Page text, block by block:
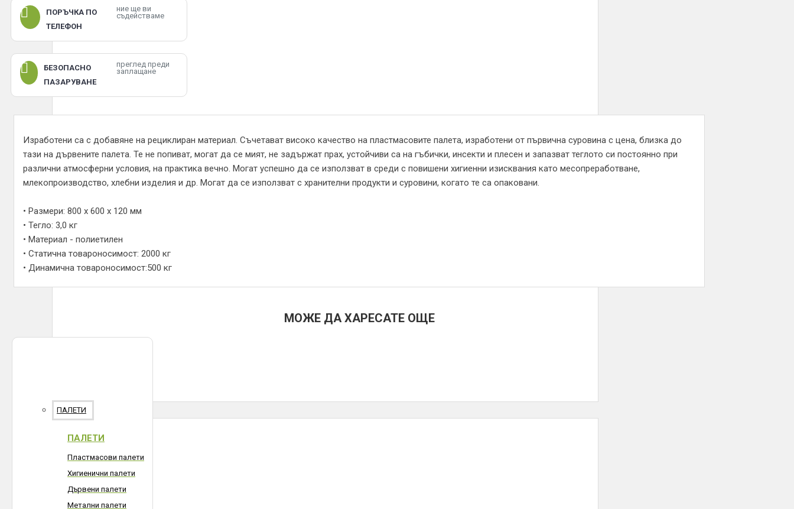
ПАЛЕТИ
ПАЛЕТИ
Пластмасови палети
Хигиенични палети
Дървени палети
Метални палети
ПОРЪЧКА ПО
ТЕЛЕФОН
ние ще ви
съдействаме
БЕЗОПАСНО
ПАЗАРУВАНЕ
преглед преди
заплащане
Изработени са с добавяне на рециклиран материал. Съчетават високо качество на пластмасовите палета, изработени от първична суровина с цена, близка до
тази на дървените палета. Те не попиват, могат да се мият, не задържат прах, устойчиви са на гъбички, инсекти и плесен и запазват теглото си постоянно при
различни атмосферни условия, на практика вечно. Могат успешно да се използват в среди с повишени хигиенни изисквания като месопреработване,
млекопроизводство, хлебни изделия и др. Могат да се използват с хранителни продукти и суровини, когато те са опаковани.
• Размери: 800 х 600 х 120 мм
• Тегло: 3,0 кг
• Материал - полиетилен
• Статична товароносимост: 2000 кг
• Динамична товароносимост:500 кг
МОЖЕ ДА ХАРЕСАТЕ ОЩЕ